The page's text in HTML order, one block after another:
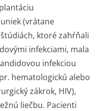
(vrátane
ktoré zahŕňali
infekciami, mala
infekciou
hematologickú alebo
zákrok, HIV),
liečbu. Pacienti